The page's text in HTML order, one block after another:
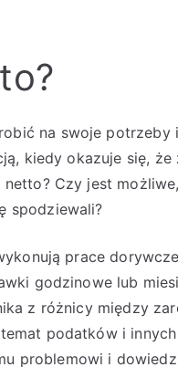
na swoje potrzeby
kiedy okazuje się, że
Czy jest
spodziewali?
prace
godzinowe lub
z różnicy między
podatków i innych
problemowi i